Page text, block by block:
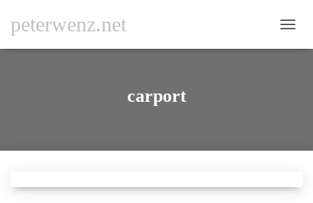
peterwenz.net
carport